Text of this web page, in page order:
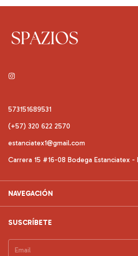
573151689531
(+57) 320 622 2570
estanciatex1@gmail.com
Carrera 15 #16-08 Bodega Estanciatex -
NAVEGACIÓN
SUSCRÍBETE